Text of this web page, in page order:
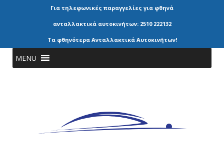
Για τηλεφωνικές παραγγελίες για φθηνά
ανταλλακτικά αυτοκινήτων: 2510 222132
Τα φθηνότερα Ανταλλακτικά Αυτοκινήτων!
MENU